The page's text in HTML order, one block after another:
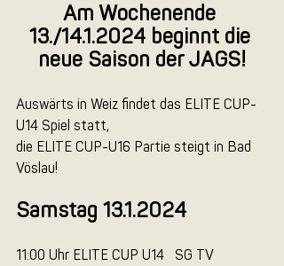
Am Wochenende
13./14.1.2024 beginnt die
neue Saison der JAGS!
Auswärts in Weiz findet das ELITE CUP-
U14 Spiel statt,
die ELITE CUP-U16 Partie steigt in Bad
Vöslau!
Samstag 13.1.2024
11:00 Uhr ELITE CUP U14   SG TV